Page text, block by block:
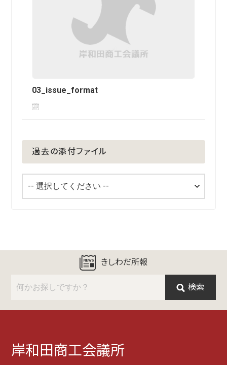
03_issue_format
過去の添付ファイル
きしわだ所報
検索
岸和田商工会議所